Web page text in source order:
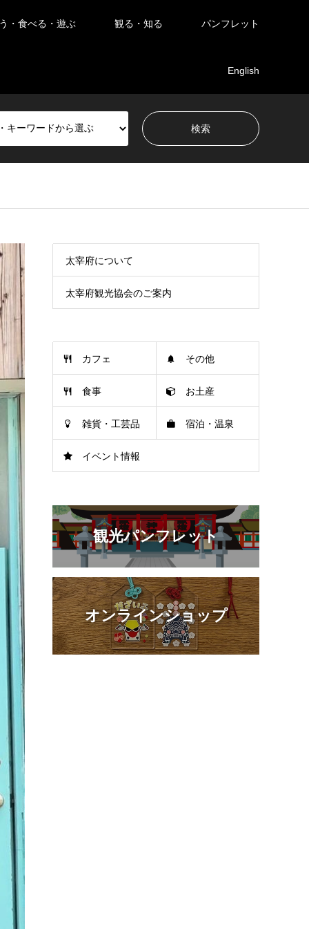
・食べる・遊ぶ 観る・知る パンフレット
English
太宰府について
太宰府観光協会のご案内
カフェ その他
食事 お土産
雑貨・工芸品 宿泊・温泉
イベント情報
観光パンフレット
オンラインショップ